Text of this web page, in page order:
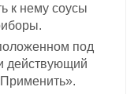
к нему соусы
под
действующий